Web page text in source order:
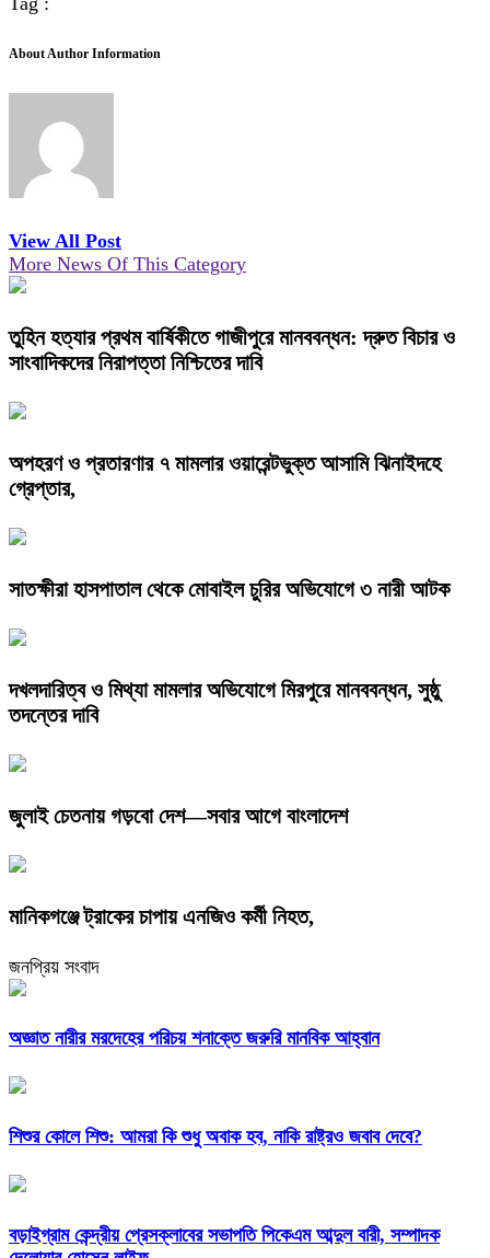
About Author Information
View All Post
More News Of This Category
তুহিন হত্যার প্রথম বার্ষিকীতে গাজীপুরে মানববন্ধন: দ্রুত বিচার ও
সাংবাদিকদের নিরাপত্তা নিশ্চিতের দাবি
অপহরণ ও প্রতারণার ৭ মামলার ওয়ারেন্টভুক্ত আসামি ঝিনাইদহে
গ্রেপ্তার,
সাতক্ষীরা হাসপাতাল থেকে মোবাইল চুরির অভিযোগে ৩ নারী আটক
দখলদারিত্ব ও মিথ্যা মামলার অভিযোগে মিরপুরে মানববন্ধন, সুষ্ঠু
তদন্তের দাবি
জুলাই চেতনায় গড়বো দেশ—সবার আগে বাংলাদেশ
মানিকগঞ্জে ট্রাকের চাপায় এনজিও কর্মী নিহত,
জনপ্রিয় সংবাদ
অজ্ঞাত নারীর মরদেহের পরিচয় শনাক্তে জরুরি মানবিক আহ্বান
শিশুর কোলে শিশু: আমরা কি শুধু অবাক হব, নাকি রাষ্ট্রও জবাব দেবে?
বড়াইগ্রাম কেন্দ্রীয় প্রেসক্লাবের সভাপতি পিকেএম আব্দুল বারী, সম্পাদক